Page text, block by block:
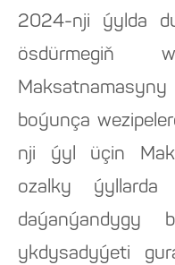
2024-nji ýylda
ösdürmegiň
boýunça
nji ýyl üçin
ozalky ýyllarda
daýanýandygy
ykdysadyýeti